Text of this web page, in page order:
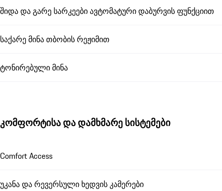
შიდა და გარე სარკეები ავტომატური დაბურვის ფუნქციით
საქარე მინა თბობის რეჟიმით
ტონირებული მინა
კომფორტისა და დამხმარე სისტემები
Comfort Access
უკანა და რევერსული ხედვის კამერები